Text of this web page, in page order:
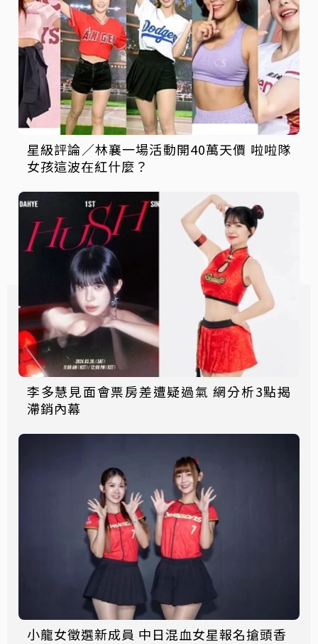
星級評論／林襄一場活動開40萬天價 啦啦隊
女孩這波在紅什麼？
李多慧見面會票房差遭疑過氣 網分析3點揭
滯銷內幕
小龍女徵選新成員 中日混血女星報名搶頭香